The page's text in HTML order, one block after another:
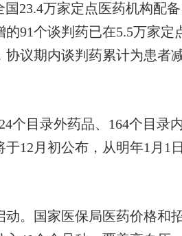
23.4万家定点医药机构配备
91个谈判药已在5.5万家定
议期内谈判药累计为患者
目录外药品、164个目录
12月初公布，从明年1月1
。国家医保局医药价格和